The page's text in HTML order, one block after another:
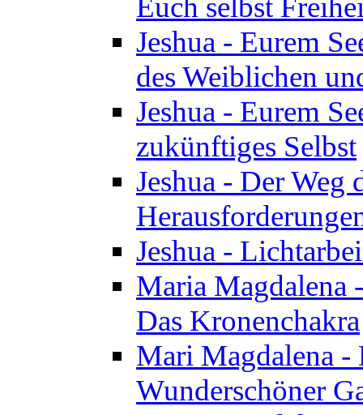
Jeshua - Eurem
des Weiblichen
Jeshua - Eurem
zukünftiges Selbst
Jeshua - Der Weg
Jeshua -
Maria Magdalena
Das Kronenchakra
Mari Magdalena -
Wunderschöner